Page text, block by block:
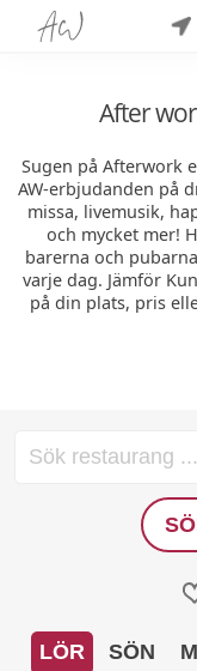
After
Sugen på Afterwork
AW-erbjudanden på
missa, livemusik,
och mycket mer!
barerna och
varje dag. Jämför
på din plats, pris
LÖR SÖN